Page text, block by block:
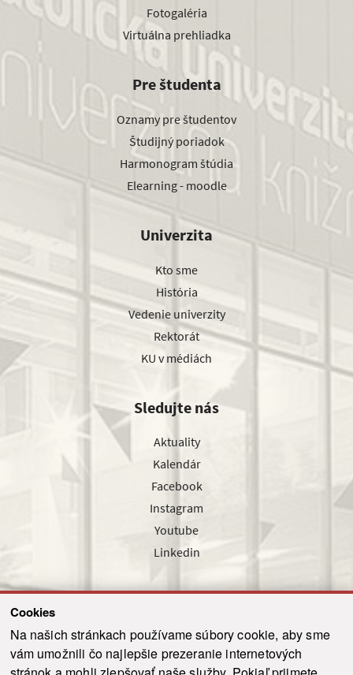
Cookies
Na našich stránkach používame súbory cookie, aby sme
vám umožnili čo najlepšie prezeranie internetových
Fotogaléria
Virtuálna prehliadka
Pre študenta
Oznamy pre študentov
Študijný poriadok
Harmonogram štúdia
Elearning - moodle
Univerzita
Kto sme
História
Vedenie univerzity
Rektorát
KU v médiách
Sledujte nás
Aktuality
Kalendár
Facebook
Instagram
Youtube
Linkedin